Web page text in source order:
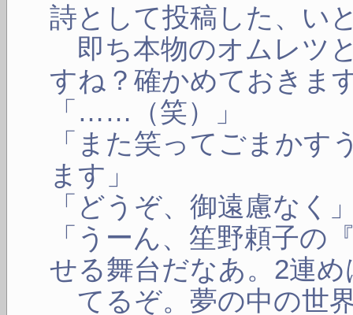
詩として投稿した、い
即ち本物のオムレツ
すね？確かめておきま
「……（笑）」
「また笑ってごまかす
ます」
「どうぞ、御遠慮なく
「うーん、笙野頼子の
せる舞台だなあ。2連
てるぞ。夢の中の世